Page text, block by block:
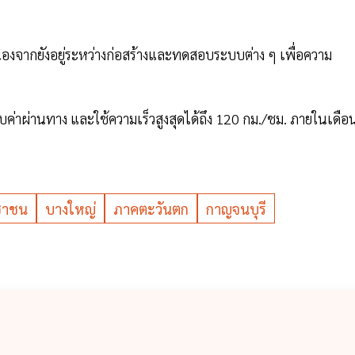
จากยังอยู่ระหว่างก่อสร้างและทดสอบระบบต่าง ๆ เพื่อความ
าผ่านทาง และใช้ความเร็วสูงสุดได้ถึง 120 กม./ชม. ภายในเดือ
ชน บางใหญ่ ภาคตะวันตก กาญจนบุรี